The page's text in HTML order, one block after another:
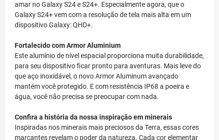
amar no Galaxy S24 e S24+. Especialmente agora, que o
Galaxy S24+ vem com a resolução de tela mais alta em um
dispositivo Galaxy: QHD+.
Fortalecido com Armor Aluminium
Este alumínio de nível espacial proporciona muita durabilidade,
para seu dispositivo ficar pronto para aventuras. Mais leve do
que aço inoxidável, o novo Armor Aluminum avançado
mantém você protegido. E com resistência IP68 a poeira e
água, você não precisa se preocupar com nada.
Confira a história da nossa inspiração em minerais
Inspiradas nos minerais mais preciosos da Terra, essas cores
marcantes revelam o poder da natureza. Cada cor elementar